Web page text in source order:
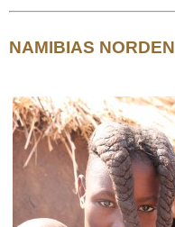
NAMIBIAS NORDEN